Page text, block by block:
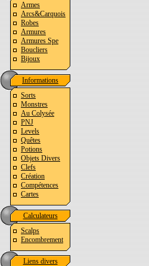
Armes
Arcs&Carquois
Robes
Armures
Armures Spe
Boucliers
Bijoux
Informations
Sorts
Monstres
Au Colysée
PNJ
Levels
Quêtes
Potions
Objets Divers
Clefs
Création
Compétences
Cartes
Calculateurs
Scalps
Encombrement
Liens divers